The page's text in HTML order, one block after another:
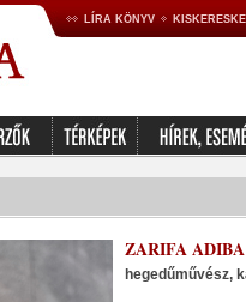
LÍRA KÖNYV
ZARIFA ADIBA
hegedűművész,